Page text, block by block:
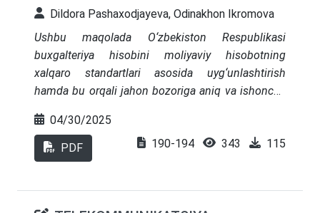
muddatli va ja’mi aktivlarga ta'sirini baholash uchun
mavjud.
Dildora Pashaxodjayeva, Odinakhon Ikromova
Ushbu maqolada O‘zbekiston Respublikasi
buxgalteriya hisobini moliyaviy hisobotning
xalqaro standartlari asosida uyg‘unlashtirish
hamda bu orqali jahon bozoriga aniq va ishonchli
yuritilishi va uning xalqaro standartlar asosida
takomillashtirilishining zaruriyati, shuningdek,
Oʻzbekiston Respublikasi Prezidentining
04/30/2025
PDF 190-194 343 115